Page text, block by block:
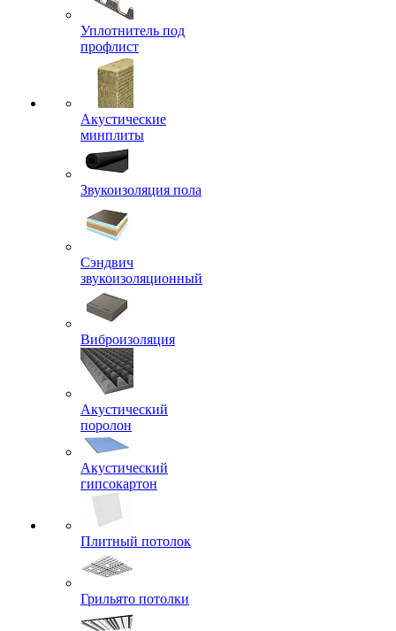
Уплотнитель под
профлист
Акустические
минплиты
Звукоизоляция пола
Сэндвич
звукоизоляционный
Виброизоляция
Акустический
поролон
Акустический
гипсокартон
Плитный потолок
Грильято потолки